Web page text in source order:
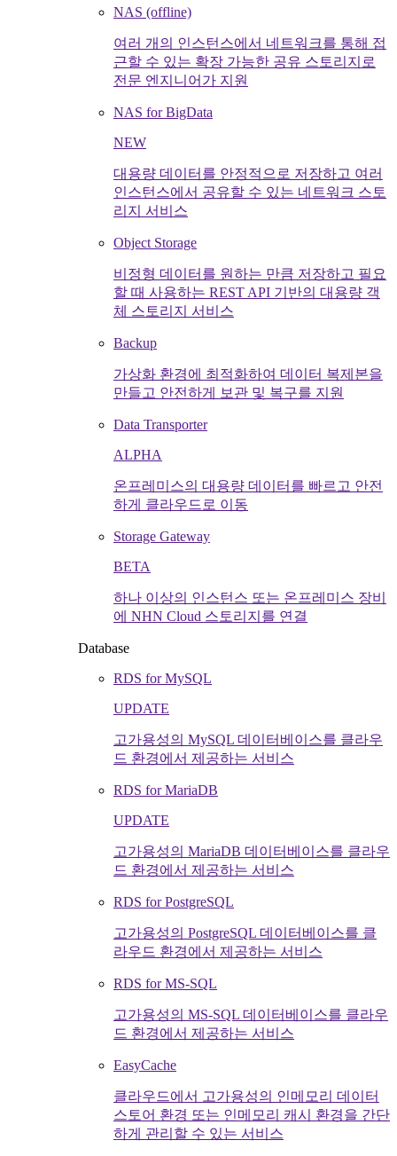
NAS (offline)
여러 개의 인스턴스에서 네트워크를 통해 접
근할 수 있는 확장 가능한 공유 스토리지로
전문 엔지니어가 지원
NAS for BigData
NEW
대용량 데이터를 안정적으로 저장하고 여러
인스턴스에서 공유할 수 있는 네트워크 스토
리지 서비스
Object Storage
비정형 데이터를 원하는 만큼 저장하고 필요
할 때 사용하는 REST API 기반의 대용량 객
체 스토리지 서비스
Backup
가상화 환경에 최적화하여 데이터 복제본을
만들고 안전하게 보관 및 복구를 지원
Data Transporter
ALPHA
온프레미스의 대용량 데이터를 빠르고 안전
하게 클라우드로 이동
Storage Gateway
BETA
하나 이상의 인스턴스 또는 온프레미스 장비
에 NHN Cloud 스토리지를 연결
Database
RDS for MySQL
UPDATE
고가용성의 MySQL 데이터베이스를 클라우
드 환경에서 제공하는 서비스
RDS for MariaDB
UPDATE
고가용성의 MariaDB 데이터베이스를 클라우
드 환경에서 제공하는 서비스
RDS for PostgreSQL
고가용성의 PostgreSQL 데이터베이스를 클
라우드 환경에서 제공하는 서비스
RDS for MS-SQL
고가용성의 MS-SQL 데이터베이스를 클라우
드 환경에서 제공하는 서비스
EasyCache
클라우드에서 고가용성의 인메모리 데이터
스토어 환경 또는 인메모리 캐시 환경을 간단
하게 관리할 수 있는 서비스